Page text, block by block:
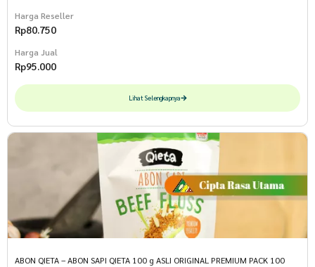
Harga Reseller
Rp80.750
Harga Jual
Rp95.000
Lihat Selengkapnya
ABON QIETA – ABON SAPI QIETA 100 g ASLI ORIGINAL PREMIUM PACK 100